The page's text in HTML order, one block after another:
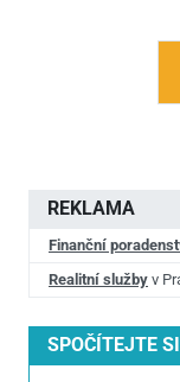
REKLAMA
Finanční
Realitní služby v
SPOČÍTEJTE SI